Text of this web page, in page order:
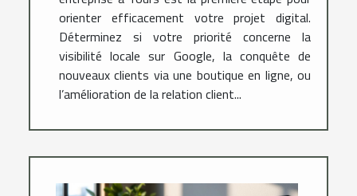
orienter efficacement votre projet digital.
Déterminez si votre priorité concerne la
visibilité locale sur Google, la conquête de
nouveaux clients via une boutique en ligne, ou
l’amélioration de la relation client...